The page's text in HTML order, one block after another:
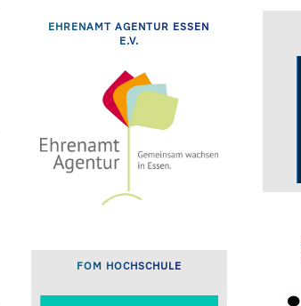
EHRENAMT AGENTUR ESSEN
E.V.
FOM HOCHSCHULE